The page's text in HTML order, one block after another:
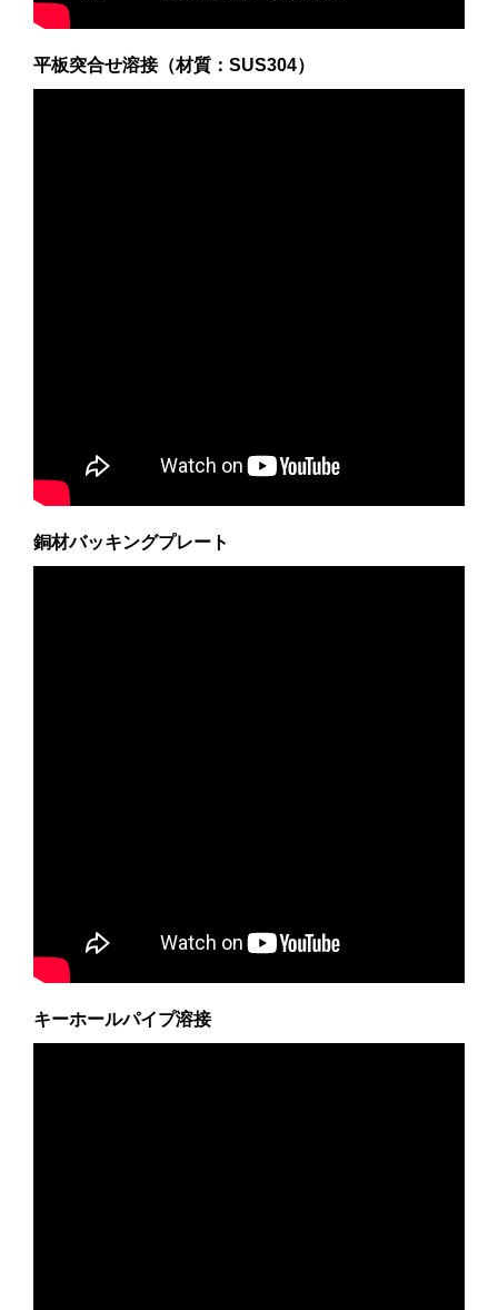
平板突合せ溶接（材質：SUS304）
銅材バッキングプレート
キーホールパイプ溶接